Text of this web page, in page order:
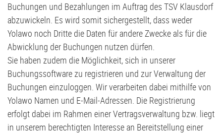
Buchungen und Bezahlungen im Auftrag des TSV Klausdorf
abzuwickeln. Es wird somit sichergestellt, dass weder
Yolawo noch Dritte die Daten für andere Zwecke als für die
Abwicklung der Buchungen nutzen dürfen.
Sie haben zudem die Möglichkeit, sich in unserer
Buchungssoftware zu registrieren und zur Verwaltung der
Buchungen einzuloggen. Wir verarbeiten dabei mithilfe von
Yolawo Namen und E-Mail-Adressen. Die Registrierung
erfolgt dabei im Rahmen einer Vertragsverwaltung bzw. liegt
in unserem berechtigten Interesse an Bereitstellung einer